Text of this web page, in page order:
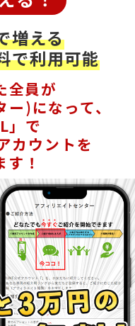
増える
で利用可能
全員が
)になって、
」で
カウントを
！